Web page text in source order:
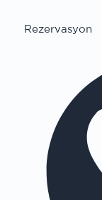
Rezervasyon